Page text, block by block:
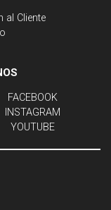
al Cliente
FACEBOOK
INSTAGRAM
YOUTUBE